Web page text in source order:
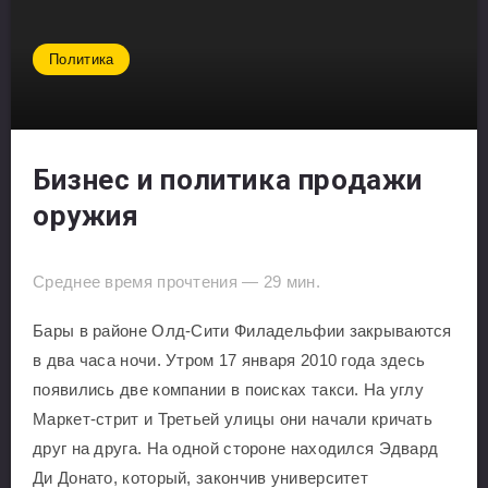
Политика
Бизнес и политика продажи
оружия
Среднее время прочтения — 29 мин.
Бары в районе Олд-Сити Филадельфии закрываются
в два часа ночи. Утром 17 января 2010 года здесь
появились две компании в поисках такси. На углу
Маркет-стрит и Третьей улицы они начали кричать
друг на друга. На одной стороне находился Эдвард
Ди Донато, который, закончив университет